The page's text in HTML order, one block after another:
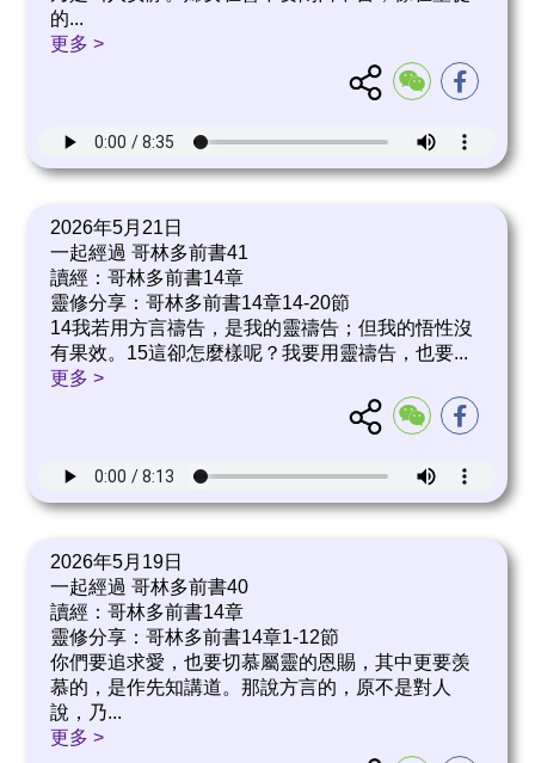
的...
更多 >
2026年5月21日
一起經過 哥林多前書41
讀經：哥林多前書14章
靈修分享：哥林多前書14章14-20節
14我若用方言禱告，是我的靈禱告；但我的悟性沒
有果效。15這卻怎麼樣呢？我要用靈禱告，也要...
更多 >
2026年5月19日
一起經過 哥林多前書40
讀經：哥林多前書14章
靈修分享：哥林多前書14章1-12節
你們要追求愛，也要切慕屬靈的恩賜，其中更要羡
慕的，是作先知講道。那說方言的，原不是對人
說，乃...
更多 >